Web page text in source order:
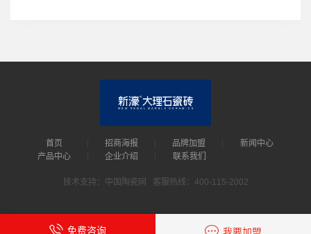
首页 招商海报 品牌加盟
新闻中心
产品中心
企业介绍 联系我们
技术支持：中国陶瓷网 客服热线：400-115-2002
免费咨询 我要加盟